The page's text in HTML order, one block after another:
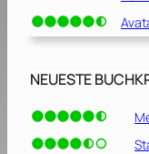
NEUESTE